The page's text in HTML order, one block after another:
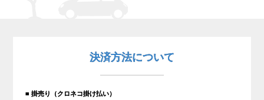
決済方法について
■ 掛売り（クロネコ掛け払い）